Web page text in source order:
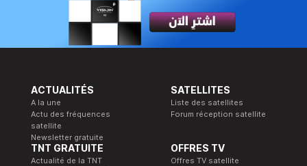
ACTUALITÉS
A la une
Actu des fréquences
satellite
Newsletter gratuite
SATELLITES
Liste des satellites
Forum réception satellite
TNT GRATUITE
Actualité de la TNT
OFFRES TV
Offres TV satellite